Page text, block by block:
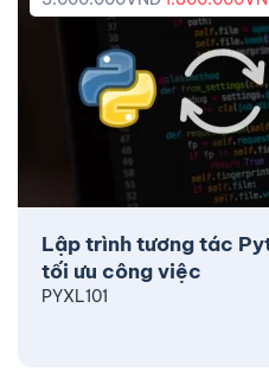
Lập trình tương tác
tối ưu công việc
PYXL101